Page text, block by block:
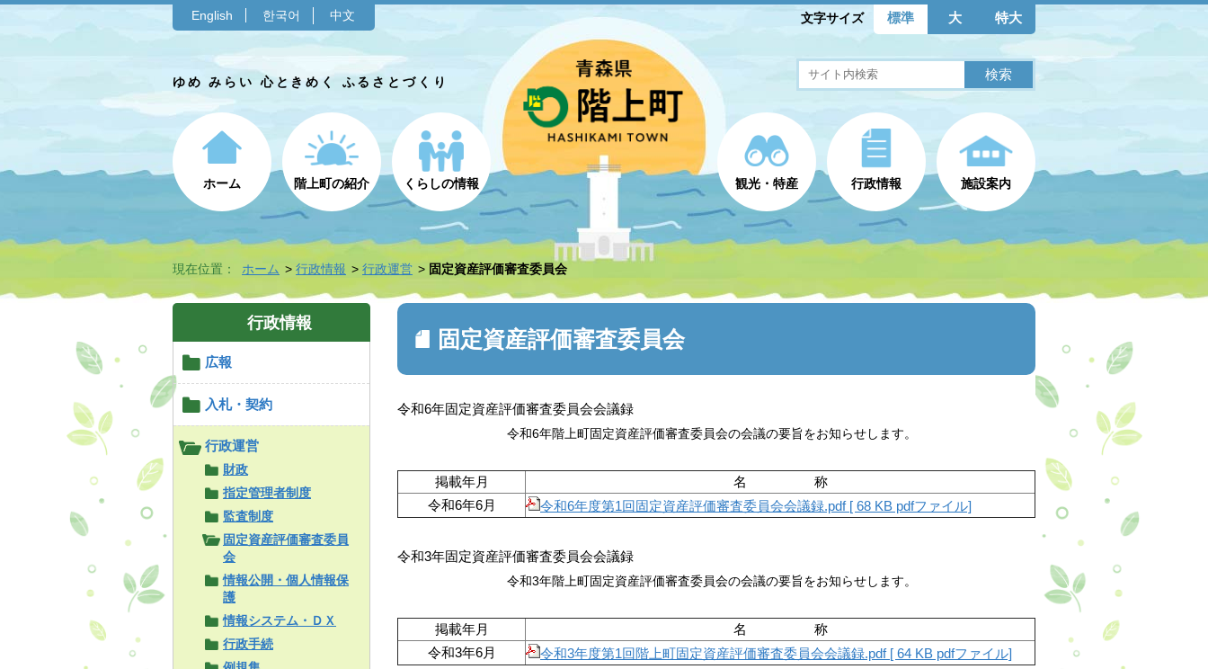
English 한국어 中文 文字サイズ 標準 大 特大
ゆめ みらい 心ときめく ふるさとづくり
ホーム 階上町の紹介 くらしの情報 観光・特産 行政情報 施設案内
現在位置： ホーム 行政情報 行政運営 固定資産評価審査委員会
行政情報
広報
入札・契約
行政運営
財政
指定管理者制度
監査制度
固定資産評価審査委員
会
情報公開・個人情報保
護
情報システム・ＤＸ
行政手続
固定資産評価審査委員会
令和6年固定資産評価審査委員会会議録
令和6年階上町固定資産評価審査委員会の会議の要旨をお知らせします。
掲載年月
名 称
令和6年6月
令和6年度第1回固定資産評価審査委員会会議録.pdf [ 68 KB pdfファイル]
令和3年固定資産評価審査委員会会議録
令和3年階上町固定資産評価審査委員会の会議の要旨をお知らせします。
掲載年月
名 称
令和3年6月
令和3年度第1回階上町固定資産評価審査委員会会議録.pdf [ 64 KB pdfファイル]